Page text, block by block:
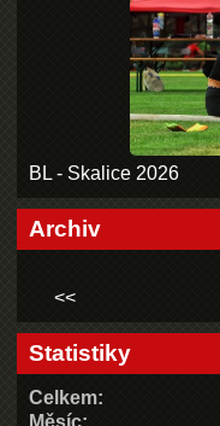
BL - Skalice 2026
Archiv
<<
Statistiky
Celkem:
Měsíc: